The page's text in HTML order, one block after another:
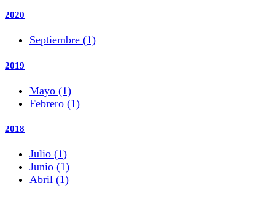
2020
Septiembre (1)
2019
Mayo (1)
Febrero (1)
2018
Julio (1)
Junio (1)
Abril (1)